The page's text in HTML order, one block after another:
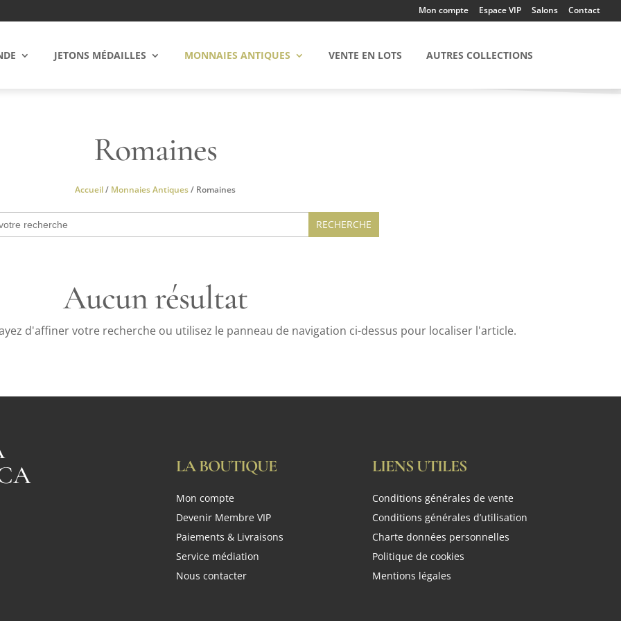
Mon compte Espace VIP Salons Contact
JETONS MÉDAILLES MONNAIES ANTIQUES VENTE EN LOTS AUTRES COLLECTIONS
Romaines
Accueil/ Monnaies Antiques/ Romaines
Aucun résultat
d'affiner votre recherche ou utilisez le panneau de navigation ci-dessus pour localiser l'article.
LA BOUTIQUE
Mon compte
Devenir Membre VIP
Paiements & Livraisons
Service médiation
Nous contacter
LIENS UTILES
Conditions générales de vente
Conditions générales d’utilisation
Charte données personnelles
Politique de cookies
Mentions légales